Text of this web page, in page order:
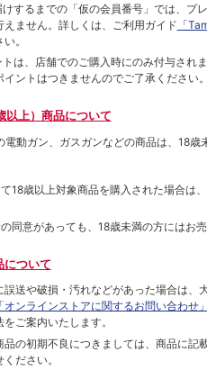
するまでの「仮の会員番号」では、プ
えません。詳しくは、ご利⽤ガイド 「
。
は、店舗でのご購⼊時にのみ付与され
ントはつきませんのでご了承ください。
以上）商品について
電動ガン、ガスガンなどの商品は、18歳
18歳以上対象商品を購入された場合は
同意があっても、18歳未満の方にはお売
について
誤送や破損・汚れなどがあった場合は、
「オンラインストアに関するお問い合わせ」
ご案内いたします。
品の初期不良につきましては、商品に記
ださい。